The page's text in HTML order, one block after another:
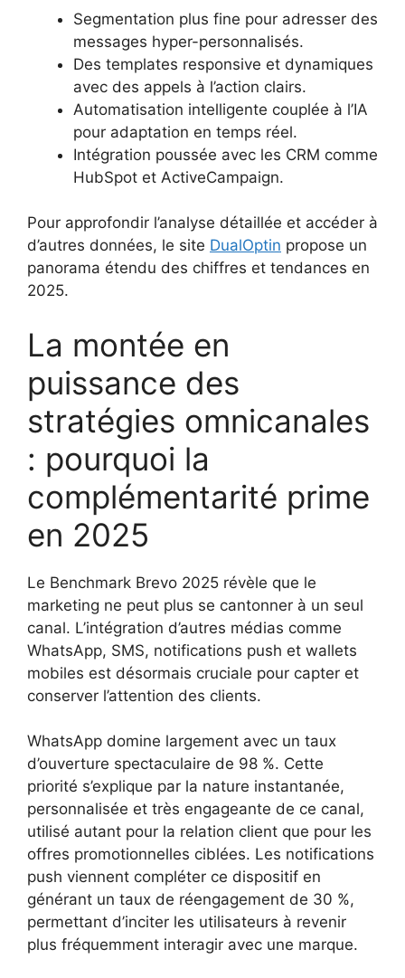
Segmentation plus fine pour adresser des
messages hyper-personnalisés.
Des templates responsive et dynamiques
avec des appels à l’action clairs.
Automatisation intelligente couplée à l’IA
pour adaptation en temps réel.
Intégration poussée avec les CRM comme
HubSpot et ActiveCampaign.
Pour approfondir l’analyse détaillée et accéder à
d’autres données, le site DualOptin propose un
panorama étendu des chiffres et tendances en
2025.
La montée en
puissance des
stratégies omnicanales
: pourquoi la
complémentarité prime
en 2025
Le Benchmark Brevo 2025 révèle que le
marketing ne peut plus se cantonner à un seul
canal. L’intégration d’autres médias comme
WhatsApp, SMS, notifications push et wallets
mobiles est désormais cruciale pour capter et
conserver l’attention des clients.
WhatsApp domine largement avec un taux
d’ouverture spectaculaire de 98 %. Cette
priorité s’explique par la nature instantanée,
personnalisée et très engageante de ce canal,
utilisé autant pour la relation client que pour les
offres promotionnelles ciblées. Les notifications
push viennent compléter ce dispositif en
générant un taux de réengagement de 30 %,
permettant d’inciter les utilisateurs à revenir
plus fréquemment interagir avec une marque.